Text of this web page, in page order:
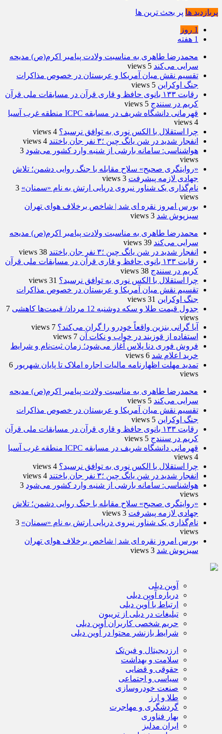
پربازدید ها پر بحث ترین ها
1 روز
1 هفته
محمدرضا طاهری به مناسبت ولادت پیامبر اکرم(ص) مدیحه
سرایی می‌کند 5 views
تقسیم نقش میان آمریکا و عربستان در خصوص مذاکرات
جنگ اوکراین 5 views
رقابت ۱۳۳ بانوی حافظ و قاری قرآن در مسابقات ملی قرآن
کریم در سنندج 5 views
قهرمانی دانشگاه شریف در مسابقه ICPC منطقه غرب آسیا
4 views
چرا استقلال با الکس نوری به توافق نرسید؟ 4 views
انفجار شدید در شن یانگ چین ؛۳ نفر جان باختند
4 views
هواشناسی: سامانه بارشی از شنبه وارد کشور می‌شود 3
views
«روایتگری صحیح» سلاح مقابله با جنگ روایی دشمن؛ تلاش
جهادی لازمه پیشرفت 3 views
نام‌گذاری یک شناور نیروی دریایی ارتش به نام «سمنان» 3
views
بورس امروز نقره ای شد | شاخص برخلاف هوای تهران
سبزپوش شد 3 views
محمدرضا طاهری به مناسبت ولادت پیامبر اکرم(ص) مدیحه
سرایی می‌کند 39 views
انفجار شدید در شن یانگ چین ؛۳ نفر جان باختند
38 views
رقابت ۱۳۳ بانوی حافظ و قاری قرآن در مسابقات ملی قرآن
کریم در سنندج 38 views
چرا استقلال با الکس نوری به توافق نرسید؟ 31 views
تقسیم نقش میان آمریکا و عربستان در خصوص مذاکرات
جنگ اوکراین 31 views
جدول قیمت طلا و سکه دوشنبه 12 مرداد/ قیمت‌ها کاهشی
7
views
آیا گرانی بنزین واقعاً خودرو را گران می‌کند؟ 7 views
استفاده از قوزبند در خواب و نکات آن 7 views
فروش فوری دنا پلاس آغاز می‌شود؛ زمان ثبت‌نام و شرایط
خرید اعلام شد 6 views
تمدید مهلت اظهارنامه مالیات اجاره املاک تا پایان شهریور 6
views
محمدرضا طاهری به مناسبت ولادت پیامبر اکرم(ص) مدیحه
سرایی می‌کند 5 views
تقسیم نقش میان آمریکا و عربستان در خصوص مذاکرات
جنگ اوکراین 5 views
رقابت ۱۳۳ بانوی حافظ و قاری قرآن در مسابقات ملی قرآن
کریم در سنندج 5 views
قهرمانی دانشگاه شریف در مسابقه ICPC منطقه غرب آسیا
4 views
چرا استقلال با الکس نوری به توافق نرسید؟ 4 views
انفجار شدید در شن یانگ چین ؛۳ نفر جان باختند
4 views
هواشناسی: سامانه بارشی از شنبه وارد کشور می‌شود 3
views
«روایتگری صحیح» سلاح مقابله با جنگ روایی دشمن؛ تلاش
جهادی لازمه پیشرفت 3 views
نام‌گذاری یک شناور نیروی دریایی ارتش به نام «سمنان» 3
views
بورس امروز نقره ای شد | شاخص برخلاف هوای تهران
سبزپوش شد 3 views
آوین دیلی
درباره آوین دیلی
ارتباط با آوین دیلی
تبلیغات در دیلی از تریبون
حریم شخصی کاربران آوین دیلی
شرایط بازنشر محتوا در آوین دیلی
ارزدیجیتال و فین‌تک
سلامت و بهداشت
حقوقی و قضایی
سیاسی و اجتماعی
صنعت خودروسازی
طلا و ارز
گردشگری و مهاجرت
بهار فناوری
ایران مدلبز